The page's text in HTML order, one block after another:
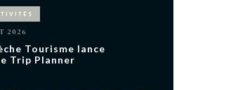
2026
Tourisme lance
Trip Planner